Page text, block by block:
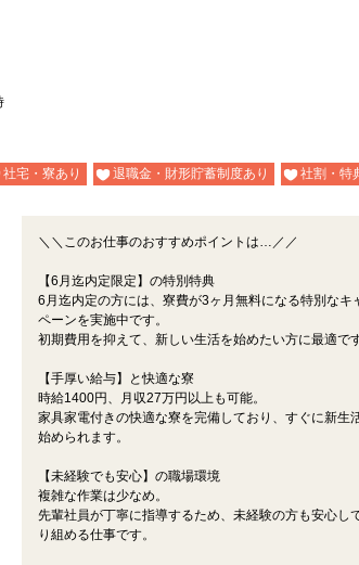
社宅・寮あり 退職金・財形貯蓄制度あり 社割・特
＼＼このお仕事のおすすめポイントは…／／
【6月迄内定限定】の特別特典
6月迄内定の方には、寮費が3ヶ月無料になる特別なキ
ペーンを実施中です。
初期費用を抑えて、新しい生活を始めたい方に最適です
【手厚い給与】と快適な寮
時給1400円、月収27万円以上も可能。
家具家電付きの快適な寮を完備しており、すぐに新生
始められます。
【未経験でも安心】の職場環境
複雑な作業は少なめ。
先輩社員が丁寧に指導するため、未経験の方も安心し
り組める仕事です。